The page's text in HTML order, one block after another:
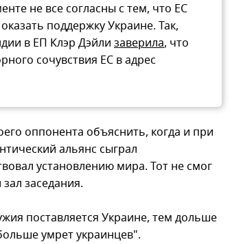
не все согласны с тем, что ЕС
поддержку Украине. Так,
в ЕП Клэр Дэйли заверила, что
сочувствия ЕС в адрес
оппонента объяснить, когда и при
альянс сыграл
установлению мира. Тот не смог
заседания.
поставляется Украине, тем дольше
умрет украинцев".